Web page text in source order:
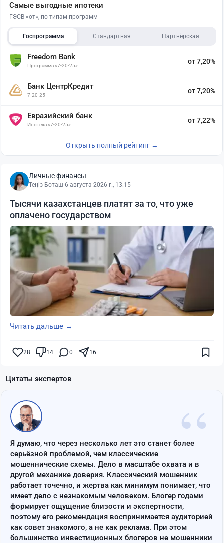
Самые выгодные ипотеки
ГЭСВ «от», по типам программ
Госпрограмма Стандартная Партнёрская
Freedom Bank
Программа «7-20-25»
от 7,20%
Банк ЦентрКредит
7-20-25
от 7,20%
Евразийский банк
Ипотека «7-20-25»
от 7,22%
Открыть полный рейтинг →
Личные финансы
Теңіз Боташ·6 августа 2026 г., 13:15
Тысячи казахстанцев платят за то, что уже
оплачено государством
Читать дальше →
28 14 0 16
Цитаты экспертов
“
Я думаю, что через несколько лет это станет более
серьёзной проблемой, чем классические
мошеннические схемы. Дело в масштабе охвата и в
другой механике доверия. Классический мошенник
работает точечно, и жертва как минимум понимает, что
имеет дело с незнакомым человеком. Блогер годами
формирует ощущение близости и экспертности,
поэтому его рекомендация воспринимается аудиторией
как совет знакомого, а не как реклама. При этом
большинство инвестиционных блогеров не мошенники